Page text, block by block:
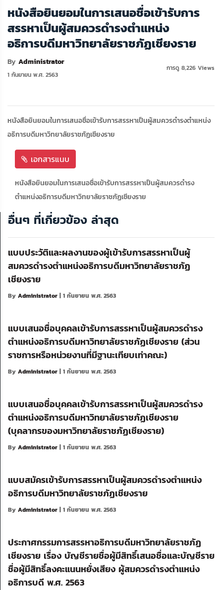
หนังสือยินยอมในการเสนอชื่อเข้ารับการ
สรรหาเป็นผู้สมควรดำรงตำแหน่ง
อธิการบดีมหาวิทยาลัยราชภัฏเชียงราย
By Administrator
1 กันยายน พ.ศ. 2563
การดู 8,226 Views
หนังสือยินยอมในการเสนอชื่อเข้ารับการสรรหาเป็นผู้สมควรดำรงตำแหน่ง
อธิการบดีมหาวิทยาลัยราชภัฏเชียงราย
เอกสารแนบ
หนังสือยินยอมในการเสนอชื่อเข้ารับการสรรหาเป็นผู้สมควรดำรง
ตำแหน่งอธิการบดีมหาวิทยาลัยราชภัฏเชียงราย
อื่นๆ ที่เกี่ยวข้อง ล่าสุด
แบบประวัติและผลงานของผู้เข้ารับการสรรหาเป็นผู้
สมควรดำรงตำแหน่งอธิการบดีมหาวิทยาลัยราชภัฏ
เชียงราย
By Administrator | 1 กันยายน พ.ศ. 2563
แบบเสนอชื่อบุคคลเข้ารับการสรรหาเป็นผู้สมควรดำรง
ตำแหน่งอธิการบดีมหาวิทยาลัยราชภัฏเชียงราย (ส่วน
ราชการหรือหน่วยงานที่มีฐานะเทียบเท่าคณะ)
By Administrator | 1 กันยายน พ.ศ. 2563
แบบเสนอชื่อบุคคลเข้ารับการสรรหาเป็นผู้สมควรดำรง
ตำแหน่งอธิการบดีมหาวิทยาลัยราชภัฏเชียงราย
(บุคลากรของมหาวิทยาลัยราชภัฏเชียงราย)
By Administrator | 1 กันยายน พ.ศ. 2563
แบบสมัครเข้ารับการสรรหาเป็นผู้สมควรดำรงตำแหน่ง
อธิการบดีมหาวิทยาลัยราชภัฏเชียงราย
By Administrator | 1 กันยายน พ.ศ. 2563
ประกาศกรรมการสรรหาอธิการบดีมหาวิทยาลัยราชภัฏ
เชียงราย เรื่อง บัญชีรายชื่อผู้มีสิทธิ์เสนอชื่อและบัญชีราย
ชื่อผู้มีสิทธิ์ลงคะแนนหยั่งเสียง ผู้สมควรดำรงตำแหน่ง
อธิการบดี พ.ศ. 2563